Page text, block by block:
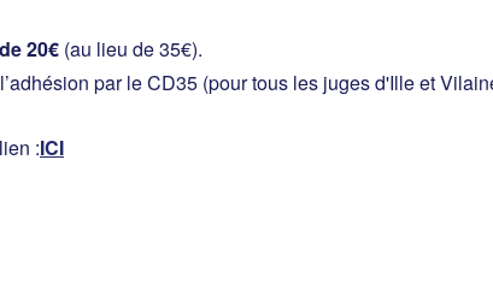
20€ (au lieu de 35€).
par le CD35 (pour tous les juges d'Ille et
:ICI